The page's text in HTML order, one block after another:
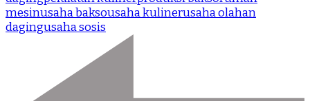
mesinusaha baksousaha kulinerusaha olahan
dagingusaha sosis